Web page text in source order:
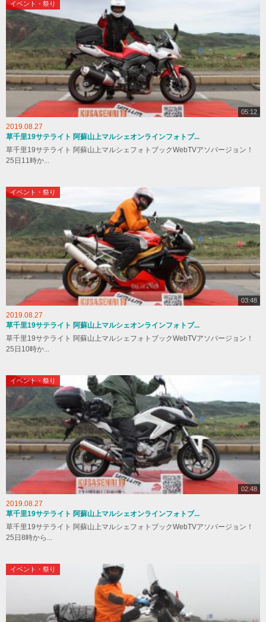
イベント・祭り
05:12
2019.08.27
草千里19サテライト 阿蘇山上マルシェオンラインフォトブ...
草千里19サテライト 阿蘇山上マルシェフォトブックWebTVアソバージョン！
25日11時か...
イベント・祭り
03:48
2019.08.27
草千里19サテライト 阿蘇山上マルシェオンラインフォトブ...
草千里19サテライト 阿蘇山上マルシェフォトブックWebTVアソバージョン！
25日10時か...
イベント・祭り
02:48
2019.08.27
草千里19サテライト 阿蘇山上マルシェオンラインフォトブ...
草千里19サテライト 阿蘇山上マルシェフォトブックWebTVアソバージョン！
25日8時から...
イベント・祭り